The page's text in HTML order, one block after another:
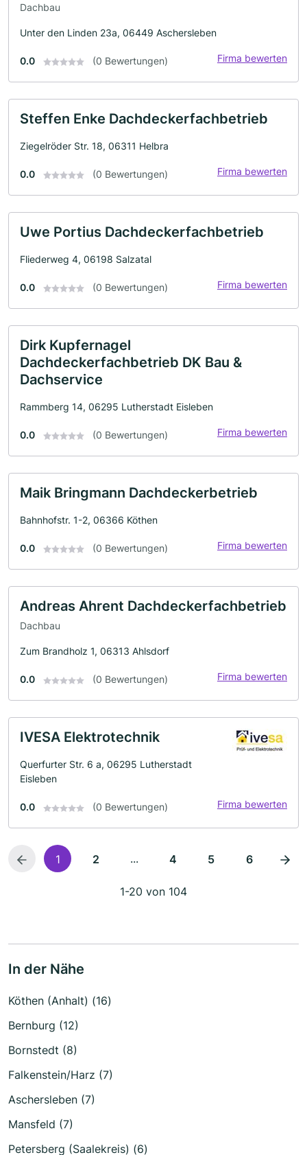
Dachbau
Unter den Linden 23a, 06449 Aschersleben
0.0 (0 Bewertungen) Firma bewerten
Steffen Enke Dachdeckerfachbetrieb
Ziegelröder Str. 18, 06311 Helbra
0.0 (0 Bewertungen) Firma bewerten
Uwe Portius Dachdeckerfachbetrieb
Fliederweg 4, 06198 Salzatal
0.0 (0 Bewertungen) Firma bewerten
Dirk Kupfernagel
Dachdeckerfachbetrieb DK Bau &
Dachservice
Rammberg 14, 06295 Lutherstadt Eisleben
0.0 (0 Bewertungen) Firma bewerten
Maik Bringmann Dachdeckerbetrieb
Bahnhofstr. 1-2, 06366 Köthen
0.0 (0 Bewertungen) Firma bewerten
Andreas Ahrent Dachdeckerfachbetrieb
Dachbau
Zum Brandholz 1, 06313 Ahlsdorf
0.0 (0 Bewertungen) Firma bewerten
IVESA Elektrotechnik
Querfurter Str. 6 a, 06295 Lutherstadt
Eisleben
0.0 (0 Bewertungen) Firma bewerten
1 2 ... 4 5 6
1-20 von 104
In der Nähe
Köthen (Anhalt) (16)
Bernburg (12)
Bornstedt (8)
Falkenstein/Harz (7)
Aschersleben (7)
Mansfeld (7)
Petersberg (Saalekreis) (6)